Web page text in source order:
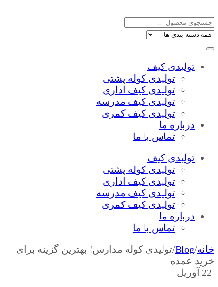
تولیدی کیف
تولیدی کوله پشتی
تولیدی کیف اداری
تولیدی کیف مدرسه
تولیدی کیف کمری
درباره ما
تماس با ما
تولیدی کیف
تولیدی کوله پشتی
تولیدی کیف اداری
تولیدی کیف مدرسه
تولیدی کیف کمری
درباره ما
تماس با ما
خانه/
Blog
/تولیدی کوله مدارس؛ بهترین گزینه برای
خرید عمده
22
آوریل